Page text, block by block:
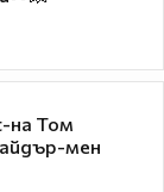
на Том
мен